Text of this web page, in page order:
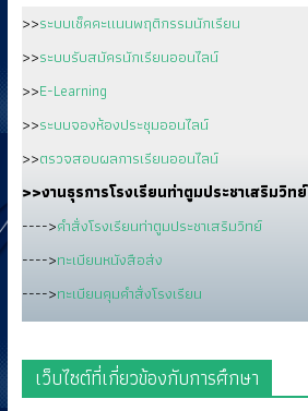
>>ระบบเช็คคะแนนพฤติกรรมนักเรียน
>>ระบบรับสมัครนักเรียนออนไลน์
>>E-Learning
>>ระบบจองห้องประชุมออนไลน์
>>ตรวจสอบผลการเรียนออนไลน์
>>งานธุรการโรงเรียนท่าตูมประชาเสริมวิทย์
---->คำสั่งโรงเรียนท่าตูมประชาเสริมวิทย์
---->ทะเบียนหนังสือส่ง
---->ทะเบียนคุมคำสั่งโรงเรียน
เว็บไซต์ที่เกี่ยวข้องกับการศึกษา